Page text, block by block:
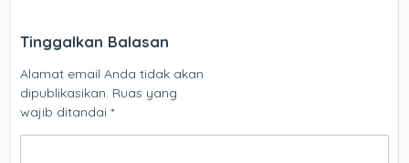
Tinggalkan Balasan
Alamat email Anda tidak akan
dipublikasikan. Ruas yang
wajib ditandai*